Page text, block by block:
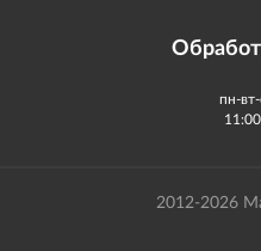
пн-
2012-2026